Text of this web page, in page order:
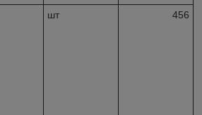
шт 456